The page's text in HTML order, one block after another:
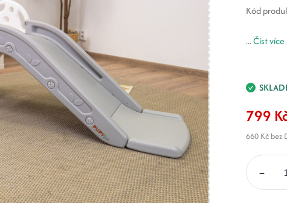
Kód
...Číst více
799
660 Kčbez
–